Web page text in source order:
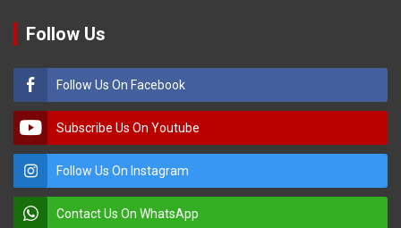
Follow Us
Follow Us On Facebook
Subscribe Us On Youtube
Follow Us On Instagram
Contact Us On WhatsApp